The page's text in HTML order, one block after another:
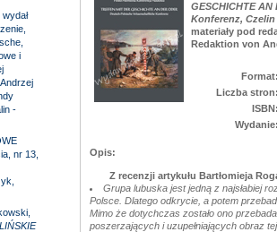
i
-
nr 13,
GESCHICHTE
Konferenz, Czelin
materiały pod
Redaktion von
Format:
Liczba stron:
ISBN:
Wydanie:
Opis:
Z recenzji artykułu Bartłomieja
Grupa lubuska jest jedną z najsłabiej
Polsce. Dlatego odkrycie, a potem
Mimo że dotychczas zostało ono
poszerzających i uzupełniających obraz